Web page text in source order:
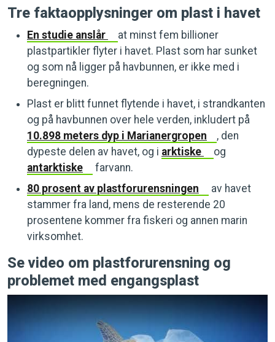
Tre faktaopplysninger om plast i havet
En studie anslår
at minst fem billioner
plastpartikler flyter i havet. Plast som har sunket
og som nå ligger på havbunnen, er ikke med i
beregningen.
Plast er blitt funnet flytende i havet, i strandkanten
og på havbunnen over hele verden, inkludert på
10.898 meters dyp i Marianergropen
, den
dypeste delen av havet, og i arktiske
og
antarktiske
farvann.
80 prosent av plastforurensningen
av havet
stammer fra land, mens de resterende 20
prosentene kommer fra fiskeri og annen marin
virksomhet.
Se video om plastforurensning og
problemet med engangsplast